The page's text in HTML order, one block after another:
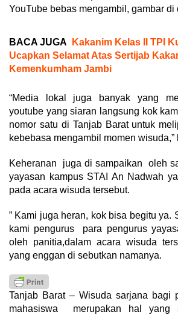
YouTube bebas mengambil, gambar di
BACA JUGA
Kakanim Kelas II TPI
Ucapkan Selamat Atas Sertijab
Kemenkumham Jambi
“Media lokal juga banyak yang
youtube yang siaran langsung kok
nomor satu di Tanjab Barat untuk
kebebasa mengambil momen wisuda,”
Keheranan juga di sampaikan oleh
yayasan kampus STAI An Nadwah
pada acara wisuda tersebut.
” Kami juga heran, kok bisa begitu ya.
kami pengurus para pengurus
oleh panitia,dalam acara wisuda
yang enggan di sebutkan namanya.
Tanjab Barat – Wisuda sarjana bagi
mahasiswa merupakan hal yang